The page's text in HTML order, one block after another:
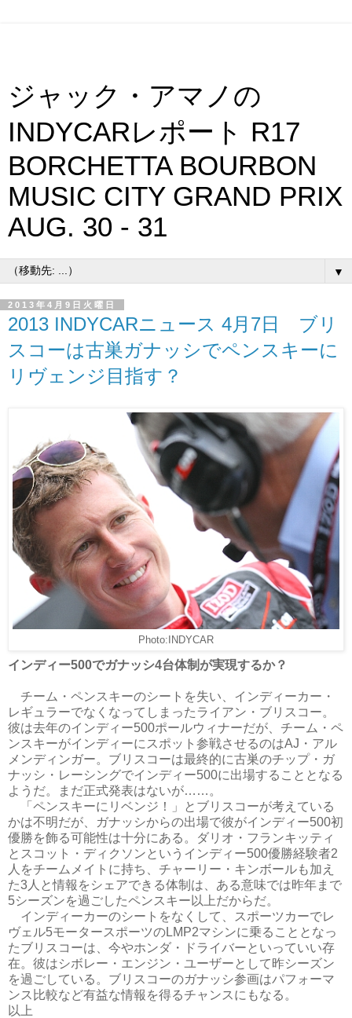
ジャック・アマノの
INDYCARレポート R17
BORCHETTA BOURBON
MUSIC CITY GRAND PRIX
AUG. 30 - 31
▼
2013年4月9日火曜日
2013 INDYCARニュース 4月7日 ブリ
スコーは古巣ガナッシでペンスキーに
リヴェンジ目指す？
Photo:INDYCAR
インディー500でガナッシ4台体制が実現するか？
チーム・ペンスキーのシートを失い、インディーカー・
レギュラーでなくなってしまったライアン・ブリスコー。
彼は去年のインディー500ポールウィナーだが、チーム・ペ
ンスキーがインディーにスポット参戦させるのはAJ・アル
メンディンガー。ブリスコーは最終的に古巣のチップ・ガ
ナッシ・レーシングでインディー500に出場することとなる
ようだ。まだ正式発表はないが……。
「ペンスキーにリベンジ！」とブリスコーが考えている
かは不明だが、ガナッシからの出場で彼がインディー500初
優勝を飾る可能性は十分にある。ダリオ・フランキッティ
とスコット・ディクソンというインディー500優勝経験者2
人をチームメイトに持ち、チャーリー・キンボールも加え
た3人と情報をシェアできる体制は、ある意味では昨年まで
5シーズンを過ごしたペンスキー以上だからだ。
インディーカーのシートをなくして、スポーツカーでレ
ヴェル5モータースポーツのLMP2マシンに乗ることとなっ
たブリスコーは、今やホンダ・ドライバーといっていい存
在。彼はシボレー・エンジン・ユーザーとして昨シーズン
を過ごしている。ブリスコーのガナッシ参画はパフォーマ
ンス比較など有益な情報を得るチャンスにもなる。
以上